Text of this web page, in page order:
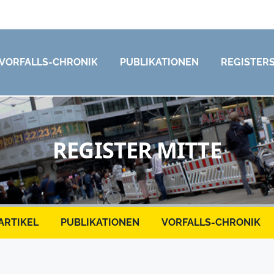
CHRONIK PUBLIKATIONEN
REGISTER MITTE
PUBLIKATIONEN VORFALLS-CHRONIK